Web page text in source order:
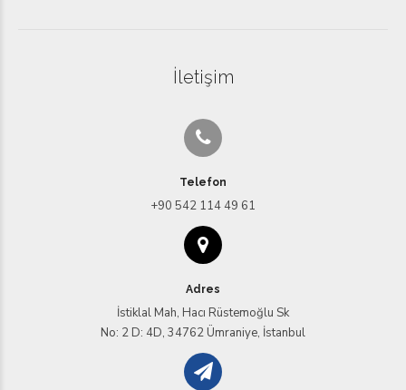
İletişim
Telefon
+90 542 114 49 61‬
Adres
İstiklal Mah, Hacı Rüstemoğlu Sk
No: 2 D: 4D, 34762 Ümraniye, İstanbul